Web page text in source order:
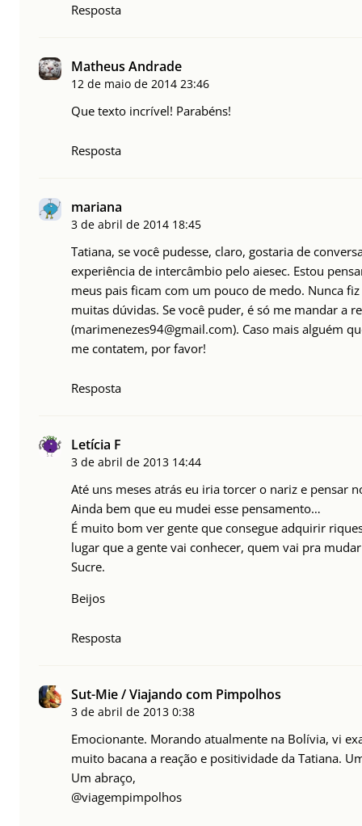
Resposta
Matheus Andrade
12 de maio de 2014 23:46
Que texto incrível! Parabéns!
Resposta
mariana
3 de abril de 2014 18:45
Tatiana, se você pudesse, claro, gostaria de
experiência de intercâmbio pelo aiesec. Estou
meus pais ficam com um pouco de medo. Nunca
muitas dúvidas. Se você puder, é só me mandar a
(marimenezes94@gmail.com). Caso mais alguém
me contatem, por favor!
Resposta
Letícia F
3 de abril de 2013 14:44
Até uns meses atrás eu iria torcer o nariz e pensar
Ainda bem que eu mudei esse pensamento…
É muito bom ver gente que consegue adquirir
lugar que a gente vai conhecer, quem vai pra
Sucre.
Beijos
Resposta
Sut-Mie / Viajando com Pimpolhos
3 de abril de 2013 0:38
Emocionante. Morando atualmente na Bolívia, vi
muito bacana a reação e positividade da Tatiana.
Um abraço,
@viagempimpolhos